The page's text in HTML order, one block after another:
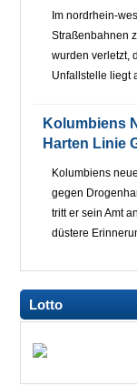
Im nordrhein-
Straßenbahnen
wurden verletzt,
Unfallstelle liegt
Kolumbiens
Harten Linie
Kolumbiens
gegen
tritt er sein Amt
düstere
Lotto